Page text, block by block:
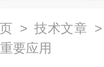
> 技术文章
要应用